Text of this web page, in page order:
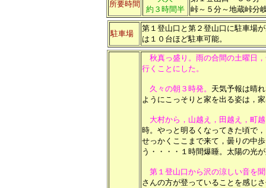
所要時間
約３時間半
峠～５分～地蔵峠分
駐車場
第１登山口と第２登山口に駐車場
は１０台ほど駐車可能。
秋真っ盛り。雨の合間の土曜日
行くことにした。
久々の朝３時発。 天気予報は晴
ようにこっそりと家を出る姿は，
大村から，山越え，田越え，町
時。やっと明るくなってきた頃で
せっかくここまで来て，曇りの中
う・・・・１時間爆睡。太陽の光
第１登山口から沢の涼しい音を
さんの方が登っていることを感じ